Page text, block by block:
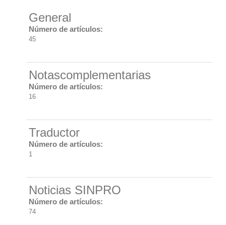
General
Número de artículos:
45
Notascomplementarias
Número de artículos:
16
Traductor
Número de artículos:
1
Noticias SINPRO
Número de artículos:
74